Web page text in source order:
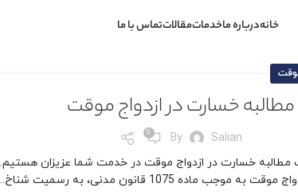
خانهدرباره ماخدماتمقالاتتماس با ما
مطالبه خسارت در ازدواج موقت
By Salian
0
مطالبه خسارت در ازدواج موقت در خدمت شما عزیزان هستیم.
موجب ماده 1075 قانون مدنی، به رسمیت شناخ...